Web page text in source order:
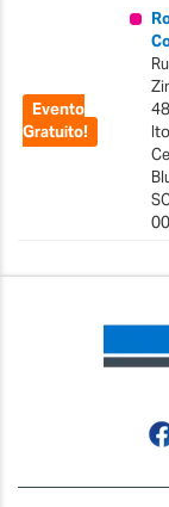
Evento
Gratuito!